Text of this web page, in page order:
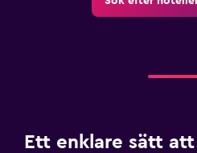
Ett enklare sätt